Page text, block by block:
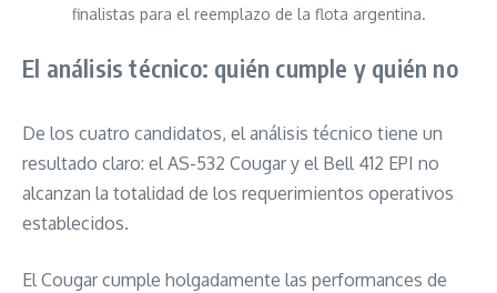
finalistas para el reemplazo de la flota argentina.
El análisis técnico: quién cumple y quién no
De los cuatro candidatos, el análisis técnico tiene un
resultado claro: el AS-532 Cougar y el Bell 412 EPI no
alcanzan la totalidad de los requerimientos operativos
establecidos.
El Cougar cumple holgadamente las performances de